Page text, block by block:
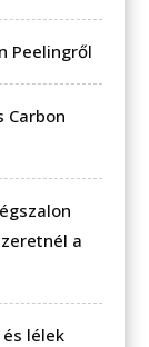
Peelingről
Carbon
a
lélek